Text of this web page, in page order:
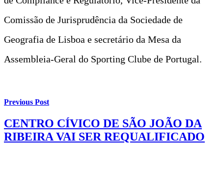
Comissão de Jurisprudência da Sociedade de
Geografia de Lisboa e secretário da Mesa da
Assembleia-Geral do Sporting Clube de Portugal.
Previous Post
CENTRO CÍVICO DE SÃO JOÃO DA
RIBEIRA VAI SER REQUALIFICADO